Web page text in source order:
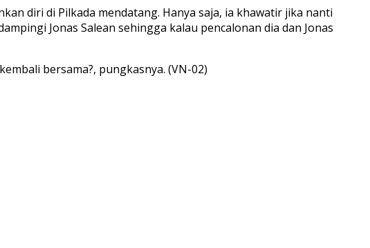
diri di Pilkada mendatang. Hanya saja, ia khawatir jika nanti
Jonas Salean sehingga kalau pencalonan dia dan Jonas
bersama?, pungkasnya. (VN-02)